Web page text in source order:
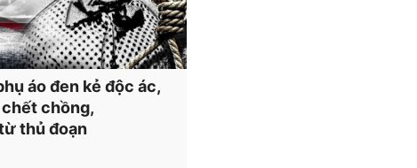
áo đen kẻ độc ác,
chồng,
thủ đoạn